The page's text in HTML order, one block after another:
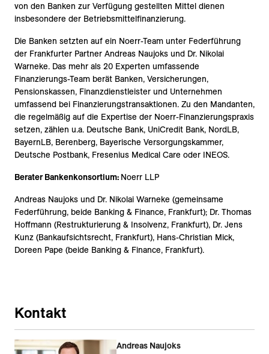
von den Banken zur Verfügung gestellten Mittel dienen
insbesondere der Betriebsmittelfinanzierung.
Die Banken setzten auf ein Noerr-Team unter Federführung
der Frankfurter Partner Andreas Naujoks und Dr. Nikolai
Warneke. Das mehr als 20 Experten umfassende
Finanzierungs-Team berät Banken, Versicherungen,
Pensionskassen, Finanzdienstleister und Unternehmen
umfassend bei Finanzierungstransaktionen. Zu den Mandanten,
die regelmäßig auf die Expertise der Noerr-Finanzierungspraxis
setzen, zählen u.a. Deutsche Bank, UniCredit Bank, NordLB,
BayernLB, Berenberg, Bayerische Versorgungskammer,
Deutsche Postbank, Fresenius Medical Care oder INEOS.
Berater Bankenkonsortium: Noerr LLP
Andreas Naujoks und Dr. Nikolai Warneke (gemeinsame
Federführung, beide Banking & Finance, Frankfurt); Dr. Thomas
Hoffmann (Restrukturierung & Insolvenz, Frankfurt), Dr. Jens
Kunz (Bankaufsichtsrecht, Frankfurt), Hans-Christian Mick,
Doreen Pape (beide Banking & Finance, Frankfurt).
Kontakt
Andreas Naujoks